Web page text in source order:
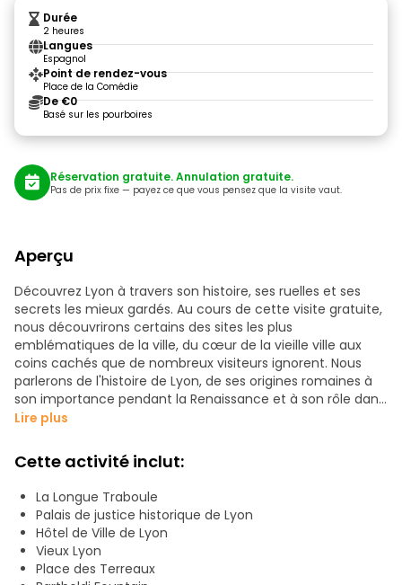
Durée
2 heures
Langues
Espagnol
Point de rendez-vous
Place de la Comédie
De €0
Basé sur les pourboires
Réservation gratuite. Annulation gratuite.
Pas de prix fixe — payez ce que vous pensez que la visite vaut.
Aperçu
Découvrez Lyon à travers son histoire, ses ruelles et ses
secrets les mieux gardés. Au cours de cette visite gratuite,
nous découvrirons certains des sites les plus
emblématiques de la ville, du cœur de la vieille ville aux
coins cachés que de nombreux visiteurs ignorent. Nous
parlerons de l'histoire de Lyon, de ses origines romaines à
son importance pendant la Renaissance et à son rôle dans
la France d'aujourd'hui.
Au cours de la visite, nous explorerons des lieux tels que le
Vieux Lyon, ses célèbres traboules (passages secrets), ses
places historiques et quelques-uns des points forts du
centre-ville. En outre, je partagerai avec vous des
curiosités, des anecdotes et des recommandations afin
que vous puissiez profiter de Lyon comme un local.
Lire plus
Cette activité inclut:
La Longue Traboule
Palais de justice historique de Lyon
Hôtel de Ville de Lyon
Vieux Lyon
Place des Terreaux